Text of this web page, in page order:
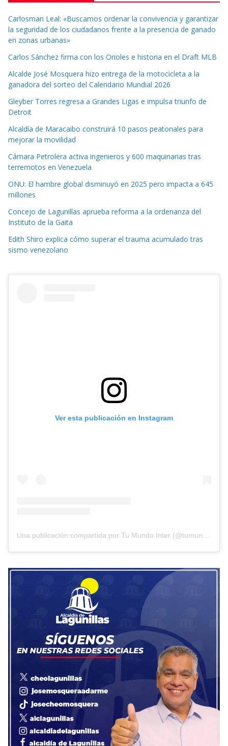
Carlosman Leal: «Buscamos ordenar la convivencia y garantizar
la seguridad de los ciudadanos frente a la presencia de ganado
en zonas urbanas»
Carlos Sánchez firma con los Orioles e historia en el Draft MLB
Alcalde José Mosquera hizo entrega de la motocicleta a la
ganadora del sorteo del Calendario Mundial 2026
Gleyber Torres regresa a Grandes Ligas e impulsa triunfo de
Detroit
Alcaldía de Maracaibo construirá 10 pasos peatonales para
mejorar la movilidad
Cámara Petrolera activa ingenieros y 600 maquinarias tras
terremotos en Venezuela
ONU: El hambre global disminuyó en 2025 pero impacta a 645
millones
Concejo de Lagunillas aprueba reforma a la ordenanza del
Instituto de la Gaita
Edith Shiro explica cómo superar el trauma acumulado tras
sismo venezolano
Ver esta publicación en Instagram
Una publicación compartida por Tu Mundo Inter (@tumundointer)